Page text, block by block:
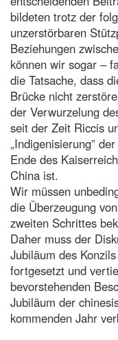
bildeten trotz der
unzerstörbaren
Beziehungen
können wir sogar –
die Tatsache, dass
Brücke nicht
der Verwurzelung
seit der Zeit Riccis
„Indigenisierung”
Ende des
China ist.
Wir müssen
die Überzeugung
zweiten Schrittes
Daher muss der
Jubiläum des
fortgesetzt und
bevorstehenden
Jubiläum der
kommenden Jahr